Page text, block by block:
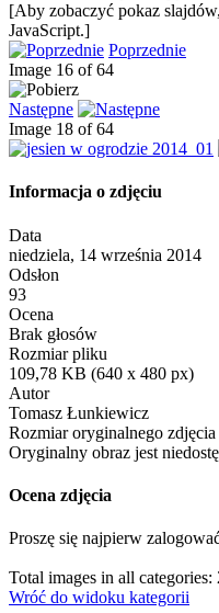
[Aby zobaczyć pokaz
JavaScript.]
Poprzednie
Image 16 of 64
Następne
Image 18 of 64
Informacja o zdjęciu
Data
niedziela, 14 września 2014
Odsłon
93
Ocena
Brak głosów
Rozmiar pliku
109,78 KB (640 x 480 px)
Autor
Tomasz Łunkiewicz
Rozmiar oryginalnego zdjęcia
Oryginalny obraz jest
Ocena zdjęcia
Proszę się najpierw
Total images in all categories:
Wróć do widoku kategorii